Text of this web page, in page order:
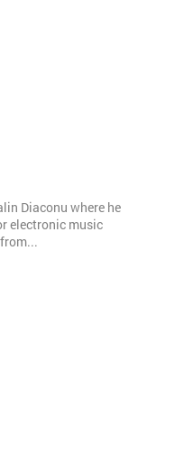
Diaconu where he
electronic music